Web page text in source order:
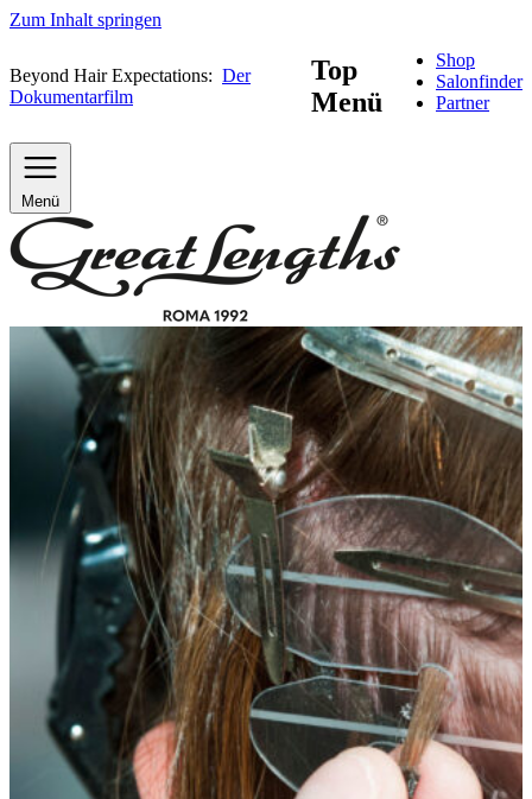
Zum Inhalt springen
Beyond Hair Expectations: Der
Dokumentarfilm
Top
Menü
Shop
Salonfinder
Partner
Menü